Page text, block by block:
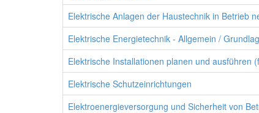
Elektrische Anlagen der Haustechnik in Betrieb
Elektrische Energietechnik - Allgemein /
Elektrische Installationen planen und ausführen
Elektrische Schutzeinrichtungen
Elektroenergieversorgung und Sicherheit von